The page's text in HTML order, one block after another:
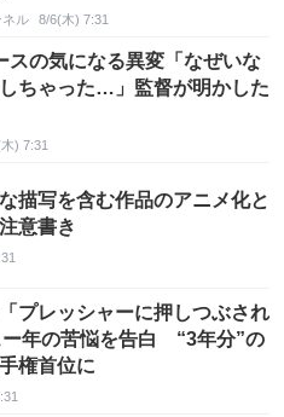
ネル 8/6(木) 7:31
スの気になる異変「なぜいな
ちゃった…」監督が明かした
) 7:31
描写を含む作品のアニメ化と
意書き
プレッシャーに押しつぶされ
ー年の苦悩を告白 “3年分”の
権首位に